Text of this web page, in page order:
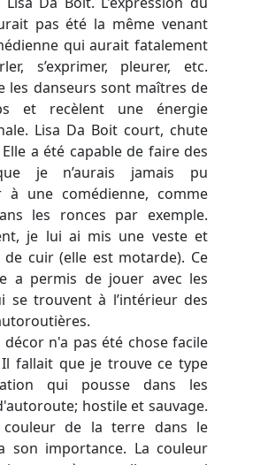
pas été la même venant
qui aurait fatalement
s’exprimer, pleurer, etc.
les danseurs sont maîtres de
et recèlent une énergie
Lisa Da Boit court, chute
a été capable de faire des
je n’aurais jamais pu
à une comédienne, comme
les ronces par exemple.
je lui ai mis une veste et
cuir (elle est motarde). Ce
a permis de jouer avec les
se trouvent à l’intérieur des
décor n'a pas été chose facile
fallait que je trouve ce type
qui pousse dans les
hostile et sauvage.
couleur de la terre dans le
son importance. La couleur